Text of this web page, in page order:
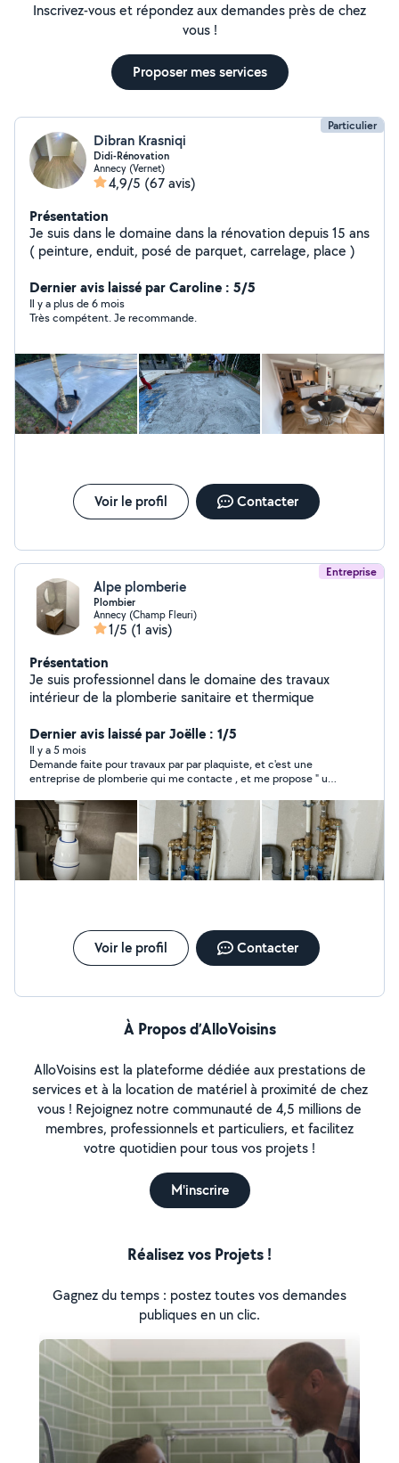
Inscrivez-vous et répondez aux demandes près de chez
vous !
Proposer mes services
Particulier
Dibran Krasniqi
Didi-Rénovation
Annecy (Vernet)
4,9/5 (67 avis)
Présentation
Je suis dans le domaine dans la rénovation depuis 15 ans
( peinture, enduit, posé de parquet, carrelage, place )
Dernier avis laissé par Caroline : 5/5
Il y a plus de 6 mois
Très compétent. Je recommande.
Voir le profil Contacter
Entreprise
Alpe plomberie
Plombier
Annecy (Champ Fleuri)
1/5 (1 avis)
Présentation
Je suis professionnel dans le domaine des travaux
intérieur de la plomberie sanitaire et thermique
Dernier avis laissé par Joëlle : 1/5
Il y a 5 mois
Demande faite pour travaux par par plaquiste, et c'est une
entreprise de plomberie qui me contacte , et me propose " une
décliné !
Voir le profil Contacter
À Propos d’AlloVoisins
AlloVoisins est la plateforme dédiée aux prestations de
services et à la location de matériel à proximité de chez
vous ! Rejoignez notre communauté de 4,5 millions de
membres, professionnels et particuliers, et facilitez
votre quotidien pour tous vos projets !
M'inscrire
Réalisez vos Projets !
Gagnez du temps : postez toutes vos demandes
publiques en un clic.